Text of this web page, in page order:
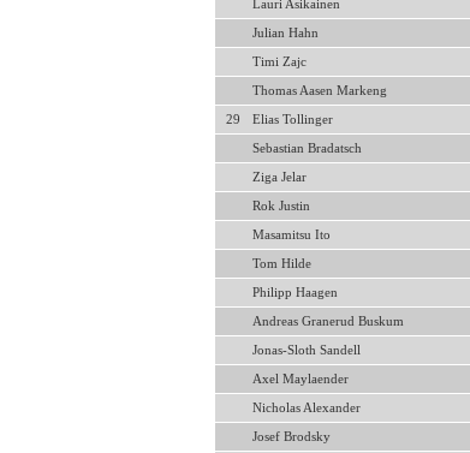
Lauri Asikainen
Julian Hahn
Timi Zajc
Thomas Aasen Markeng
29 Elias Tollinger
Sebastian Bradatsch
Ziga Jelar
Rok Justin
Masamitsu Ito
Tom Hilde
Philipp Haagen
Andreas Granerud Buskum
Jonas-Sloth Sandell
Axel Maylaender
Nicholas Alexander
Josef Brodsky